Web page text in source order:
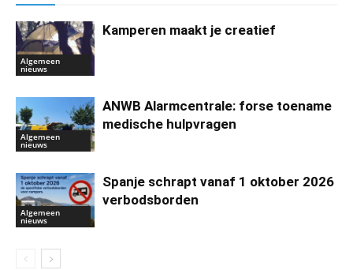
Algemeen
nieuws
Kamperen maakt je creatief
Algemeen
nieuws
ANWB Alarmcentrale: forse toename
medische hulpvragen
Algemeen
nieuws
Spanje schrapt vanaf 1 oktober 2026
verbodsborden